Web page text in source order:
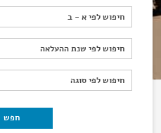
חיפוש לפי א - ב
חיפוש לפי א - ב
חיפוש לפי שנת ההעלאה
חיפוש לפי שנת ההעלאה
חיפוש לפי סוגה
חיפוש לפי סוגה
חפש